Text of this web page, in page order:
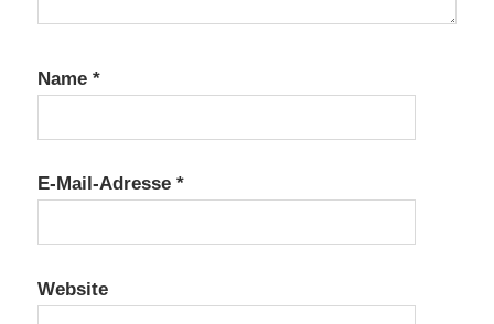
Name *
E-Mail-Adresse *
Website